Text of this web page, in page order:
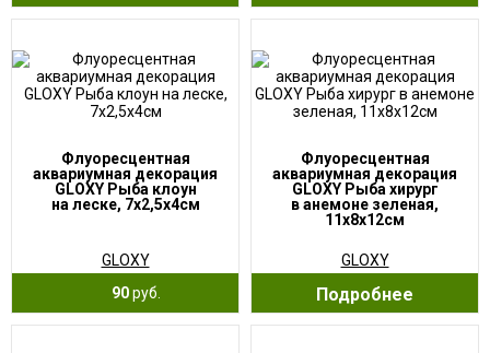
Флуоресцентная
аквариумная декорация
GLOXY Рыба клоун
на леске, 7х2,5х4см
GLOXY
90руб.
Флуоресцентная
аквариумная декорация
GLOXY Рыба хирург
в анемоне зеленая,
11х8х12см
GLOXY
Подробнее